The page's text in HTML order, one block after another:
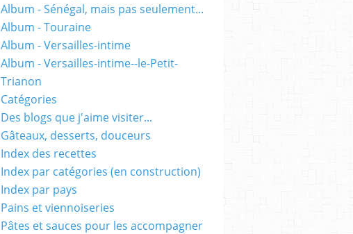
Album - Sénégal, mais pas seulement...
Album - Touraine
Album - Versailles-intime
Album - Versailles-intime--le-Petit-
Trianon
Catégories
Des blogs que j'aime visiter...
Gâteaux, desserts, douceurs
Index des recettes
Index par catégories (en construction)
Index par pays
Pains et viennoiseries
Pâtes et sauces pour les accompagner